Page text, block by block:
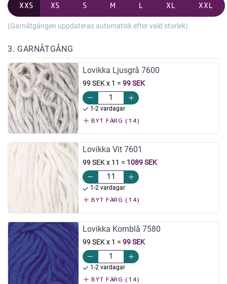
XXS XS S M L XL XXL
(Garnåtgången uppdateras automatisk efter vald storlek)
3. GARNÅTGÅNG
Lovikka Ljusgrå 7600
99 SEK x 1 = 99 SEK
1-2 vardagar
BYT FÄRG (14)
Lovikka Vit 7601
99 SEK x 11 = 1089 SEK
1-2 vardagar
BYT FÄRG (14)
Lovikka Kornblå 7580
99 SEK x 1 = 99 SEK
1-2 vardagar
BYT FÄRG (14)